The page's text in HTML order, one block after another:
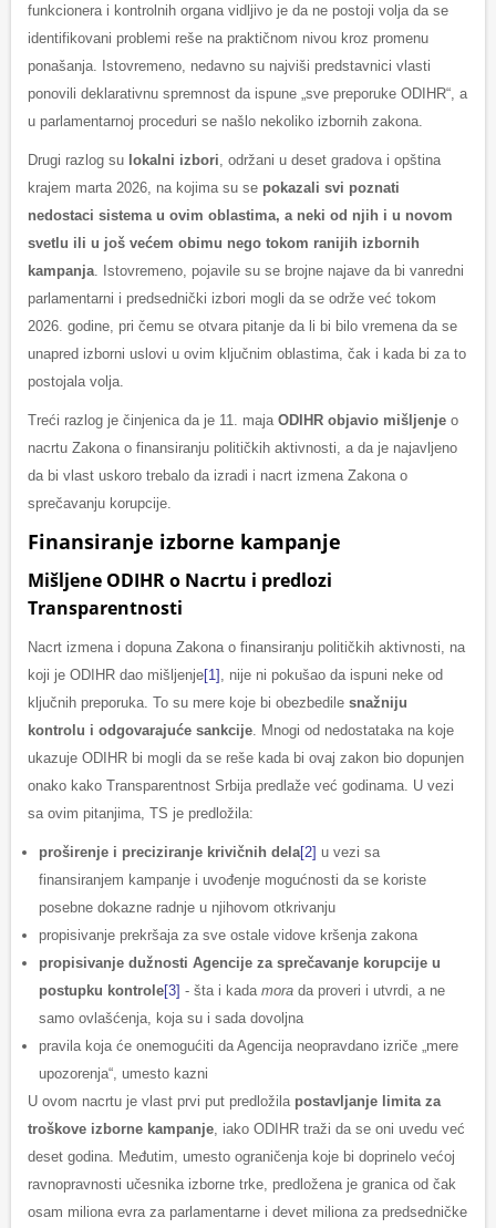
funkcionera i kontrolnih organa vidljivo je da ne postoji volja da se
identifikovani problemi reše na praktičnom nivou kroz promenu
ponašanja. Istovremeno, nedavno su najviši predstavnici vlasti
ponovili deklarativnu spremnost da ispune „sve preporuke ODIHR“, a
u parlamentarnoj proceduri se našlo nekoliko izbornih zakona.
Drugi razlog su lokalni izbori , održani u deset gradova i opština
krajem marta 2026, na kojima su se pokazali svi poznati
nedostaci sistema u ovim oblastima, a neki od njih i u novom
svetlu ili u još većem obimu nego tokom ranijih izbornih
kampanja . Istovremeno, pojavile su se brojne najave da bi vanredni
parlamentarni i predsednički izbori mogli da se održe već tokom
2026. godine, pri čemu se otvara pitanje da li bi bilo vremena da se
unapred izborni uslovi u ovim ključnim oblastima, čak i kada bi za to
postojala volja.
Treći razlog je činjenica da je 11. maja ODIHR objavio mišljenje o
nacrtu Zakona o finansiranju političkih aktivnosti, a da je najavljeno
da bi vlast uskoro trebalo da izradi i nacrt izmena Zakona o
sprečavanju korupcije.
Finansiranje izborne kampanje
Mišljene ODIHR o Nacrtu i predlozi
Transparentnosti
Nacrt izmena i dopuna Zakona o finansiranju političkih aktivnosti, na
koji je ODIHR dao mišljenje[1]
, nije ni pokušao da ispuni neke od
ključnih preporuka. To su mere koje bi obezbedile snažniju
kontrolu i odgovarajuće sankcije . Mnogi od nedostataka na koje
ukazuje ODIHR bi mogli da se reše kada bi ovaj zakon bio dopunjen
onako kako Transparentnost Srbija predlaže već godinama. U vezi
sa ovim pitanjima, TS je predložila:
proširenje i preciziranje krivičnih dela[2] u vezi sa
finansiranjem kampanje i uvođenje mogućnosti da se koriste
posebne dokazne radnje u njihovom otkrivanju
propisivanje prekršaja za sve ostale vidove kršenja zakona
propisivanje dužnosti Agencije za sprečavanje korupcije u
postupku kontrole[3] - šta i kada mora da proveri i utvrdi, a ne
samo ovlašćenja, koja su i sada dovoljna
pravila koja će onemogućiti da Agencija neopravdano izriče „mere
upozorenja“, umesto kazni
U ovom nacrtu je vlast prvi put predložila postavljanje limita za
troškove izborne kampanje , iako ODIHR traži da se oni uvedu već
deset godina. Međutim, umesto ograničenja koje bi doprinelo većoj
ravnopravnosti učesnika izborne trke, predložena je granica od čak
osam miliona evra za parlamentarne i devet miliona za predsedničke